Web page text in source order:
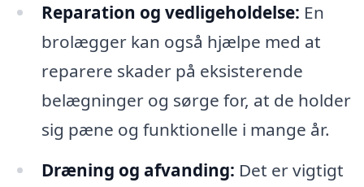
Reparation og vedligeholdelse: En
brolægger kan også hjælpe med at
reparere skader på eksisterende
belægninger og sørge for, at de holder
sig pæne og funktionelle i mange år.
Dræning og afvanding: Det er vigtigt